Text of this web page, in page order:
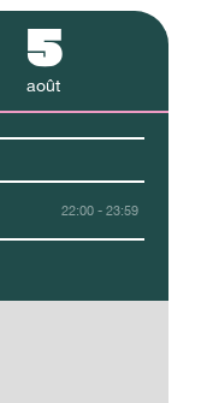
5
août
22:00 - 23:59